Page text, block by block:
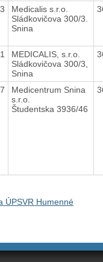
Medicalis s.r.o.
Sládkovičova 300/3.
Snina
MEDICALIS, s.r.o.
Sládkovičova 300/3,
Snina
Medicentrum Snina
s.r.o.
Študentska 3936/46
ÚPSVR Humenné